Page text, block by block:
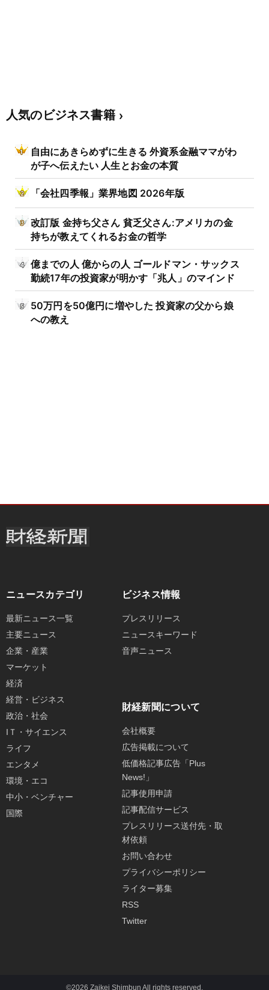
人気のビジネス書籍
自由にあきらめずに生きる 外資系金融ママがわ
が子へ伝えたい 人生とお金の本質
「会社四季報」業界地図 2026年版
改訂版 金持ち父さん 貧乏父さん:アメリカの金
持ちが教えてくれるお金の哲学
億までの人 億からの人 ゴールドマン・サックス
勤続17年の投資家が明かす「兆人」のマインド
50万円を50億円に増やした 投資家の父から娘
への教え
ニュースカテゴリ
最新ニュース一覧
主要ニュース
企業・産業
マーケット
経済
経営・ビジネス
政治・社会
IＴ・サイエンス
ライフ
エンタメ
環境・エコ
中小・ベンチャー
国際
ビジネス情報
プレスリリース
ニュースキーワード
音声ニュース
財経新聞について
会社概要
広告掲載について
低価格記事広告「Plus
News!」
記事使用申請
記事配信サービス
プレスリリース送付先・取
材依頼
お問い合わせ
プライバシーポリシー
ライター募集
RSS
Twitter
©2026 Zaikei Shimbun All rights reserved.